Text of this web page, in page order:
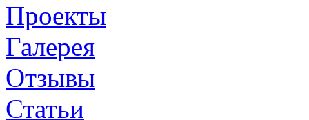
Проекты
Галерея
Отзывы
Статьи